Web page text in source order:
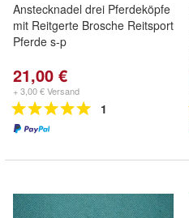
Anstecknadel drei Pferdeköpfe
mit Reitgerte Brosche Reitsport
Pferde s-p
21,00 €
+ 3,00 € Versand
1